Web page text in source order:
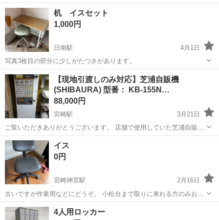
行き45センチ高さ38センチ
宮崎 宮崎市 南宮崎駅 オフィス用家具
机 イスセット
1,000円
日南駅
4月1日
写真3枚目の部分に少しがたつきがあります。
宮崎 日南市 日南駅 オフィス用家具 イス
【現地引渡しのみ対応】芝浦自販機
(SHIBAURA) 型番： KB-155N…
88,000円
宮崎駅
3月21日
ご覧いただきありがとうございます。 店舗で使用していた芝浦自販機
製の自動券売機（KB-155NNシリーズ）をお譲りします。 現在も正常
に動作することを確認済みです。 これからお店を始める方、コストを
抑えて導入し...
宮崎 宮崎市
イス
0円
宮崎神宮駅
2月16日
古いですが作業用などにどうぞ。 小松台まで取りに来れる方のみお願
いします。
宮崎 宮崎市 宮崎神宮駅
4人用ロッカー